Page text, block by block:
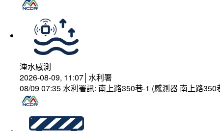
淹水感測
2026-08-09, 11:07│水利署
08/09 07:35 水利署訊: 南上路350巷-1 (感測器 南上路